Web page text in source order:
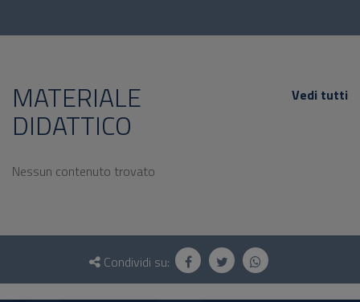
MATERIALE
DIDATTICO
Vedi tutti
Nessun contenuto trovato
Questionario
social
Condividi su: